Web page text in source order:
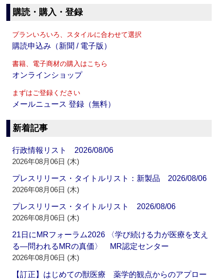
購読・購入・登録
プランいろいろ、スタイルに合わせて選択
購読申込み（新聞 / 電子版）
書籍、電子商材の購入はこちら
オンラインショップ
まずはご登録ください
メールニュース 登録（無料）
新着記事
行政情報リスト 2026/08/06
2026年08月06日 (木)
プレスリリース・タイトルリスト：新製品 2026/08/06
2026年08月06日 (木)
プレスリリース・タイトルリスト 2026/08/06
2026年08月06日 (木)
21日にMRフォーラム2026 〈学び続ける力が医療を支え
る―問われるMRの真価〉 MR認定センター
2026年08月06日 (木)
【訂正】はじめての獣医療 薬学的観点からのアプロー